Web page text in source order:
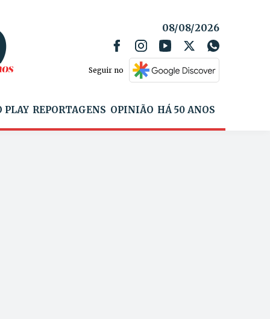
08/08/2026
Seguir no
PLAY REPORTAGENS OPINIÃO HÁ 50 ANOS